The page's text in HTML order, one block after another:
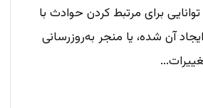
برای مرتبط کردن حوادث با
آن شده، یا منجر به‌روزرسانی